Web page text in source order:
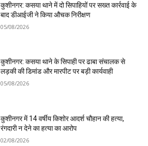
कुशीनगर: कसया थाने में दो सिपाहियों पर सख्त कार्रवाई के
बाद डीआईजी ने किया औचक निरीक्षण
05/08/2026
कुशीनगर: कसया थाने के सिपाही पर ढाबा संचालक से
लड़की की डिमांड और मारपीट पर बड़ी कार्यवाही
05/08/2026
कुशीनगर में 14 वर्षीय किशोर आदर्श चौहान की हत्या,
रंगदारी न देने का हत्या का आरोप
02/08/2026